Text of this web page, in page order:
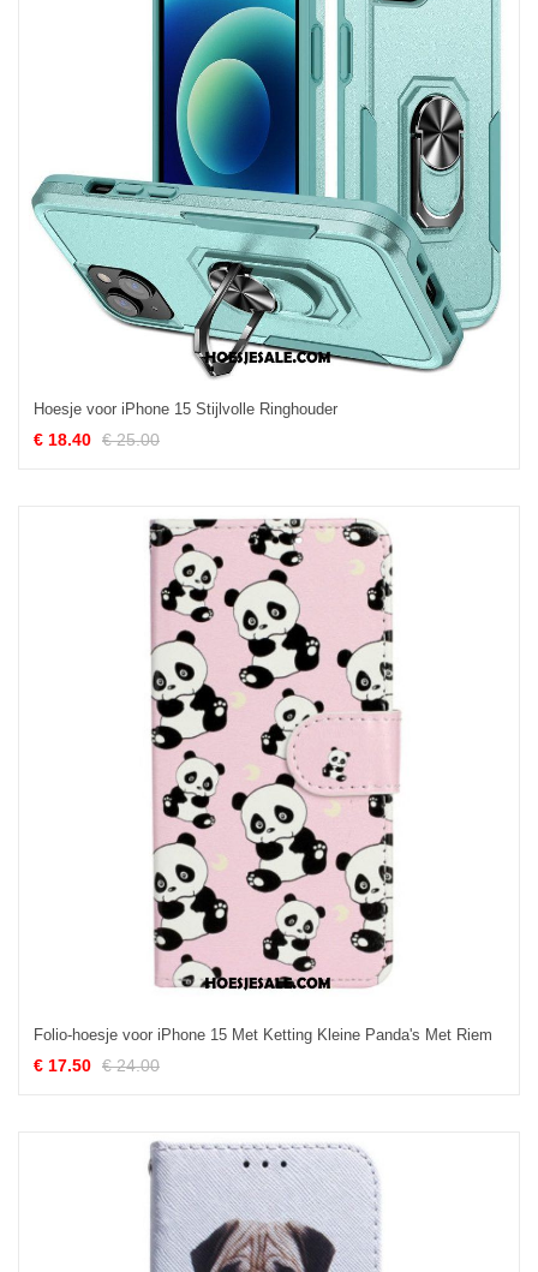
Hoesje voor iPhone 15 Stijlvolle Ringhouder
€ 18.40 € 25.00
Folio-hoesje voor iPhone 15 Met Ketting Kleine Panda's Met Riem
€ 17.50 € 24.00